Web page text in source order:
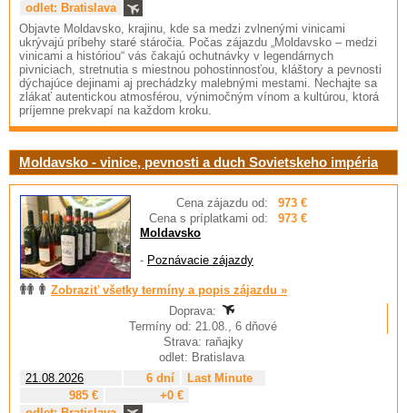
odlet: Bratislava
Objavte Moldavsko, krajinu, kde sa medzi zvlnenými vinicami
ukrývajú príbehy staré stáročia. Počas zájazdu „Moldavsko – medzi
vinicami a históriou“ vás čakajú ochutnávky v legendárnych
pivniciach, stretnutia s miestnou pohostinnosťou, kláštory a pevnosti
dýchajúce dejinami aj prechádzky malebnými mestami. Nechajte sa
zlákať autentickou atmosférou, výnimočným vínom a kultúrou, ktorá
príjemne prekvapí na každom kroku.
Moldavsko - vinice, pevnosti a duch Sovietskeho impéria
Cena zájazdu od:
973 €
Cena s príplatkami od:
973 €
Moldavsko
- Poznávacie zájazdy
Zobraziť všetky termíny a popis zájazdu »
Doprava:
Termíny od: 21.08., 6 dňové
Strava: raňajky
odlet: Bratislava
21.08.2026
6 dní
Last Minute
985 €
+0 €